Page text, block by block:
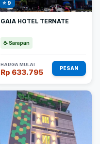
⭐ 9
GAIA HOTEL TERNATE
☕ Sarapan
HARGA MULAI
Rp 633.795 PESAN